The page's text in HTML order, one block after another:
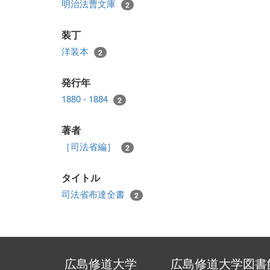
明治法曹文庫 2
装丁
洋装本 2
発行年
1880 - 1884 2
著者
［司法省編］ 2
タイトル
司法省布達全書 2
広島修道大学 広島修道大学図